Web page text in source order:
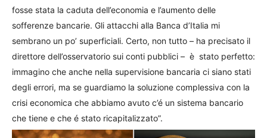
fosse stata la caduta dell’economia e l’aumento delle
sofferenze bancarie. Gli attacchi alla Banca d’Italia mi
sembrano un po’ superficiali. Certo, non tutto – ha precisato il
direttore dell’osservatorio sui conti pubblici – è stato perfetto:
immagino che anche nella supervisione bancaria ci siano stati
degli errori, ma se guardiamo la soluzione complessiva con la
crisi economica che abbiamo avuto c’é un sistema bancario
che tiene e che é stato ricapitalizzato”.